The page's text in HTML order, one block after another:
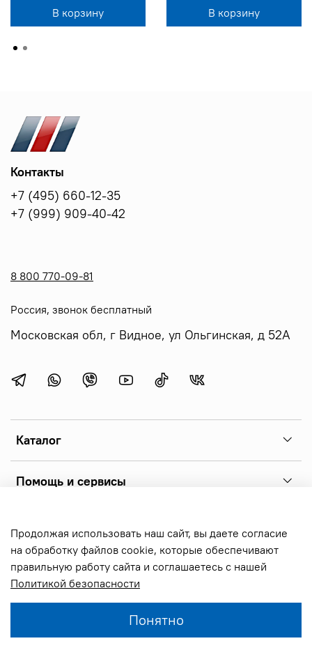
В корзину
В корзину В корзину
Каталог
Помощь и сервисы
Контакты
+7 (495) 660-12-35
+7 (999) 909-40-42
8 800 770-09-81
Россия, звонок бесплатный
Московская обл, г Видное, ул Ольгинская, д 52А
Copyright 2026 © sonoff.ru - фирменный интернет-магазин
реле sonoff, выключателей и аксессуаров. Все права
защищены.
Продолжая использовать наш сайт, вы даете согласие
на обработку файлов cookie, которые обеспечивают
правильную работу сайта и соглашаетесь с нашей
Политикой безопасности
Понятно